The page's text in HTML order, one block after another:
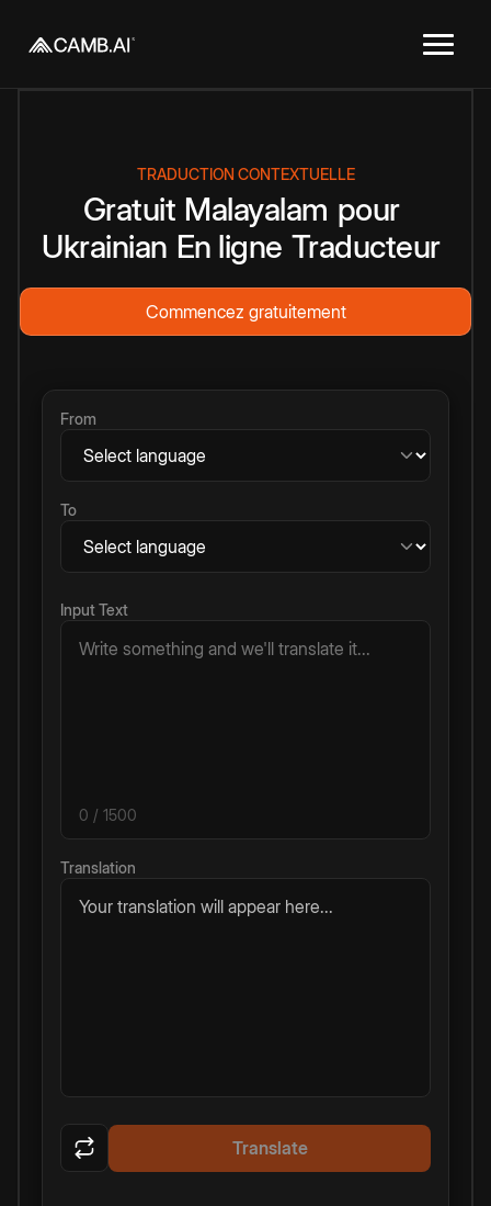
TRADUCTION CONTEXTUELLE
Gratuit Malayalam pour
Ukrainian En ligne Traducteur
Commencez gratuitement
From
To
Input Text
0 / 1500
Translation
Your translation will appear here...
Translate